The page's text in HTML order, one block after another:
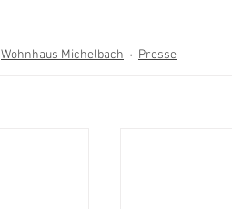
Wohnhaus Michelbach Presse